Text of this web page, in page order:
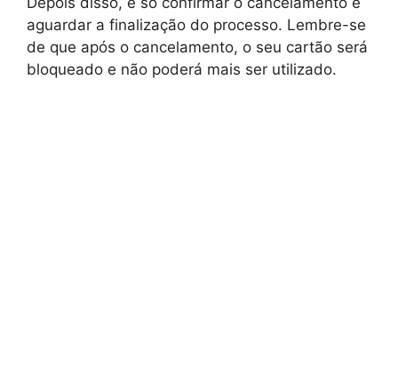
aguardar a finalização do processo. Lembre-se
de que após o cancelamento, o seu cartão será
bloqueado e não poderá mais ser utilizado.